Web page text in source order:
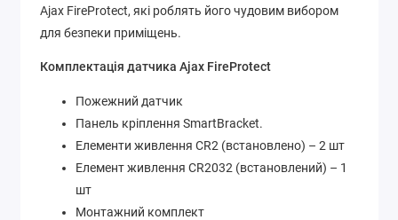
Ajax FireProtect, які роблять його чудовим вибором
для безпеки приміщень.
Комплектація датчика Ajax FireProtect
Пожежний датчик
Панель кріплення SmartBracket.
Елементи живлення CR2 (встановлено) – 2 шт
Елемент живлення CR2032 (встановлений) – 1
шт
Монтажний комплект